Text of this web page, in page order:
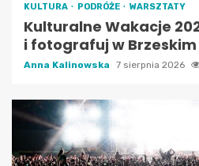
KULTURA PODRÓŻE WARSZTATY
Kulturalne Wakacje
i fotografuj w
Anna Kalinowska 7 sierpnia 2026